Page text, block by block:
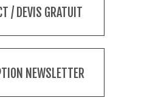
/ DEVIS GRATUIT
NEWSLETTER